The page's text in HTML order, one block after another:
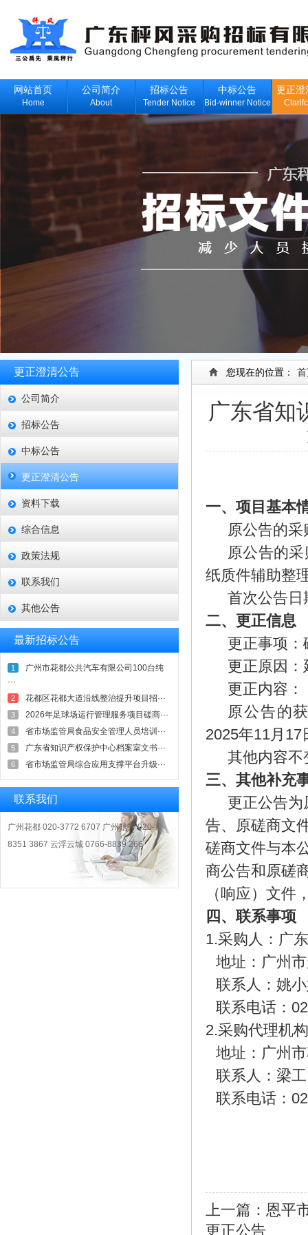
网站首页
Home
公司简介
About
招标公告
Tender Notice
中标公告
Bid-winner Notice
更正澄
更正澄清公告
公司简介
招标公告
中标公告
更正澄清公告
资料下载
综合信息
政策法规
联系我们
其他公告
最新招标公告
1
广州市花都公共汽车有限公司100台纯
···
2 花都区花都大道沿线整治提升项目招···
3 2026年足球场运行管理服务项目磋商···
4 省市场监管局食品安全管理人员培训···
5 广东省知识产权保护中心档案室文书···
6 省市场监管局综合应用支撑平台升级···
联系我们
广州花都 020-3772 6707 广州越秀 020-
8351 3867 云浮云城 0766-8839 266
您现在的位置：
广东省知
一、项目基本
原公告的
原公告的
纸质件辅助整
首次公告日
二、更正信息
更正事项：
更正原因：
更正内容：
原公告的
2025年11月 17
其他内容不
三、其他补充
更正公告为
告、原磋商文
磋商文件与本
商公告和原磋
（响应） 文件
四、 联系事项
1.采购人：广
地址：广州
联系人：姚
联系电话：
2.采购代理机
地址：广州
联系人：梁工
联系电话：
上一篇： 恩平
更正公告